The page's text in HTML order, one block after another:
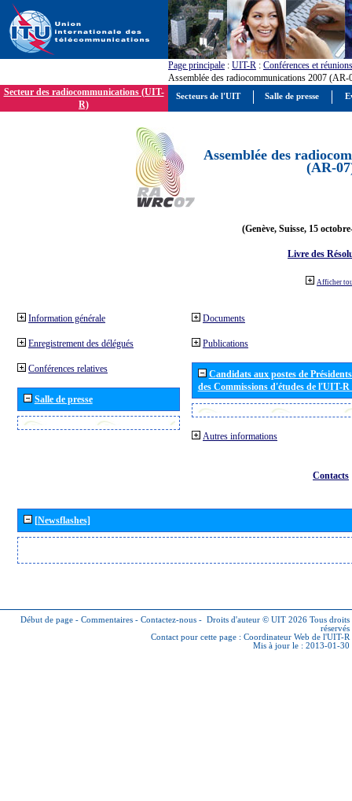
Page principale : UIT-R : Conférences et réunions
Assemblée des radiocommunications 2007 (AR-
Secteur des radiocommunications (UIT-
R)
Assemblée des
(AR-
(Genève, Suisse, 15
Livre des
Afficher
Information générale
Enregistrement des délégués
Conférences relatives
Salle de presse
Documents
Publications
Candidats aux postes de
des Commissions d'études de l'UIT-
Autres informations
Contacts
[Newsflashes]
Début de page - Commentaires - Contactez-nous - Droits d'auteur © UIT 2026 Tous droits
réservés
Contact pour cette page : Coordinateur Web de l'UIT-R
Mis à jour le : 2013-01-30
Secteurs de l'UIT Salle de presse